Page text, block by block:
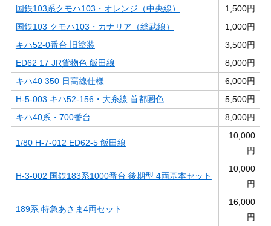
国鉄103系クモハ103・オレンジ（中央線）
1,500円
国鉄103 クモハ103・カナリア（総武線）
1,000円
キハ52-0番台 旧塗装
3,500円
ED62 17 JR貨物色 飯田線
8,000円
キハ40 350 日高線仕様
6,000円
H-5-003 キハ52-156・大糸線 首都圏色
5,500円
キハ40系・700番台
8,000円
1/80 H-7-012 ED62-5 飯田線
10,000
円
H-3-002 国鉄183系1000番台 後期型 4両基本セット
10,000
円
189系 特急あさま4両セット
16,000
円